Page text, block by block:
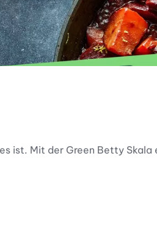
ist. Mit der Green Betty